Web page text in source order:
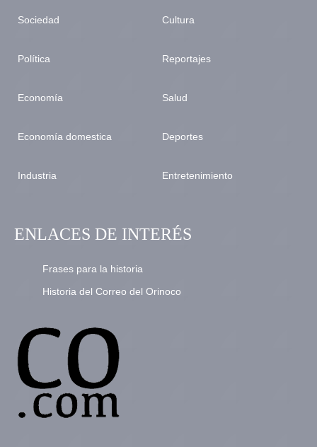
Sociedad
Política
Economía
Economía domestica
Industria
Cultura
Reportajes
Salud
Deportes
Entretenimiento
ENLACES DE INTERÉS
Frases para la historia
Historia del Correo del Orinoco